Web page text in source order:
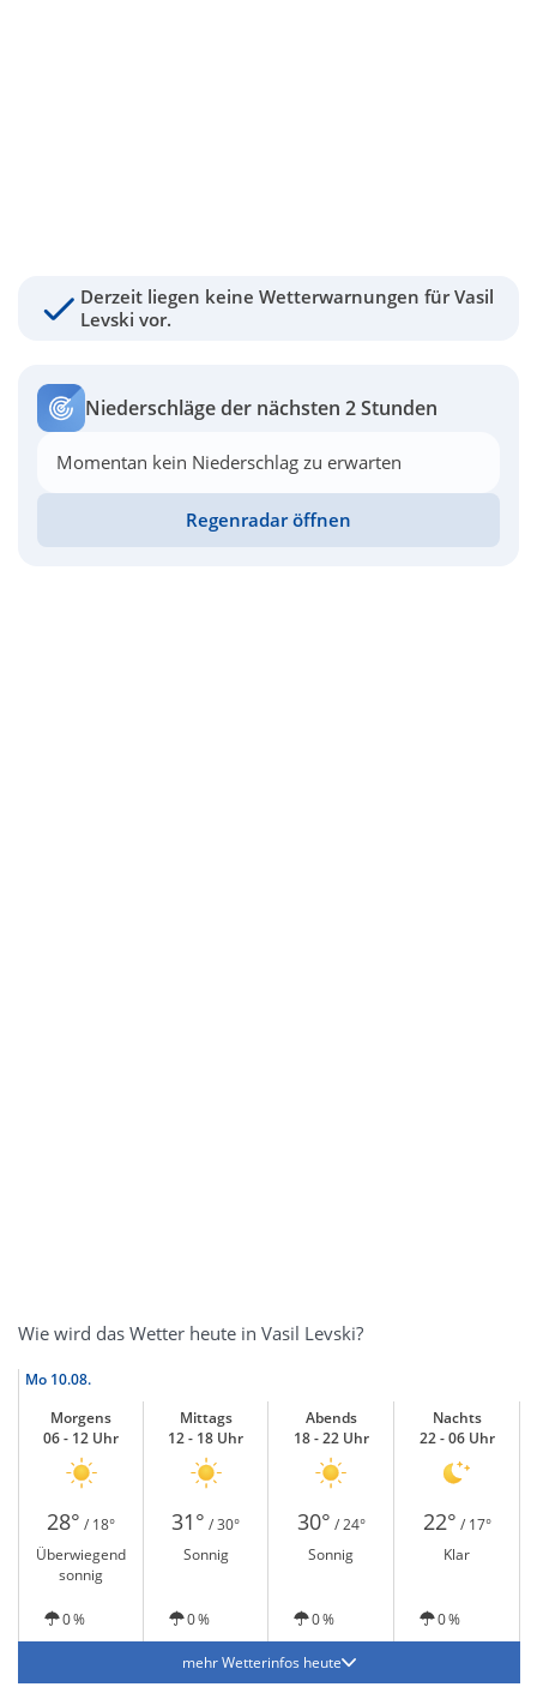
Derzeit liegen keine Wetterwarnungen für Vasil
Levski vor.
Niederschläge der nächsten 2 Stunden
Momentan kein Niederschlag zu erwarten
Regenradar öffnen
Wie wird das Wetter heute in Vasil Levski?
Mo 10.08.
Morgens
06 - 12 Uhr
Mittags
12 - 18 Uhr
Abends
18 - 22 Uhr
Nachts
22 - 06 Uhr
28° / 18° 31° / 30° 30° / 24° 22° / 17°
Überwiegend
sonnig
Sonnig Sonnig Klar
0 % 0 % 0 % 0 %
mehr Wetterinfos heute